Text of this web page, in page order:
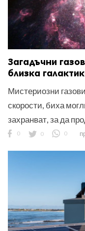
Загадъчни
близка
Мистериозни
скорости, биха
захранват, за да
0 0 0